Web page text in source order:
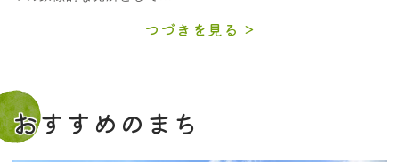
つづきを見る
おすすめのまち